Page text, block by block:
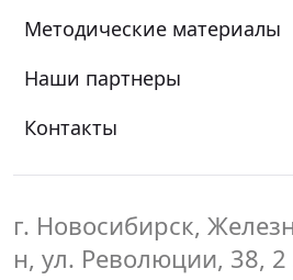
Методические материалы
Наши партнеры
Контакты
г. Новосибирск,
н, ул. Революции, 38, 2